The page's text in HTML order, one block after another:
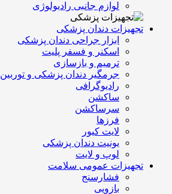
لوازم جانبی رادیولوژی
تجهیزات دندان پزشکی
ابزار جراحی دندان پزشکی
اسکنر و فسفر پلیت
ترمیم و بازسازی
جرمگیر دندان پزشکی و توربین
رادیوگرافی
ساکشن
سرساکشن
فرزها
لایت کیور
یونیت دندان پزشکی
لوپ و لایت
تجهیزات عمومی سلامت
فشارسنج
بازویی